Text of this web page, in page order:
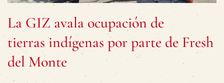
La GIZ avala ocupación de
tierras indígenas por parte de Fresh
del Monte